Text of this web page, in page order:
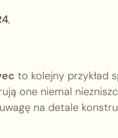
,
to kolejny przykład
one niemal
na detale